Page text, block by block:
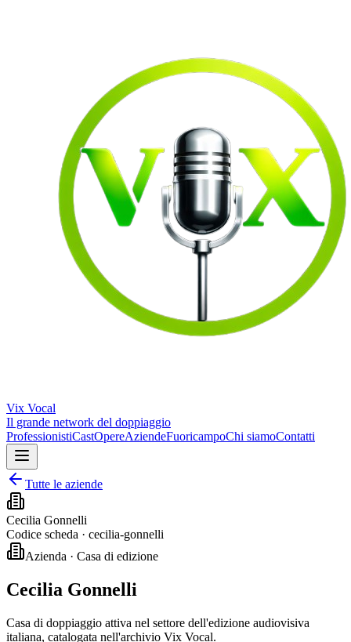
Vix Vocal
Il grande network del doppiaggio
ProfessionistiCastOpereAziendeFuoricampoChi siamoContatti
Tutte le aziende
Cecilia Gonnelli
Codice scheda · cecilia-gonnelli
Azienda · Casa di edizione
Cecilia Gonnelli
Casa di doppiaggio attiva nel settore dell'edizione audiovisiva
italiana, catalogata nell'archivio Vix Vocal.